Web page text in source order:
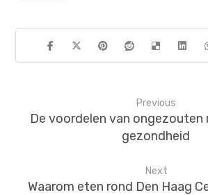
Previous
De voordelen van ongezouten
gezondheid
Next
Waarom eten rond Den Haag